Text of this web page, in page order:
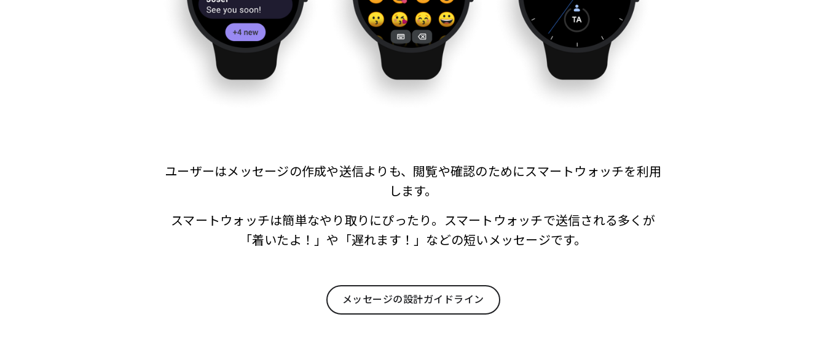
ユーザーはメッセージの作成や送信よりも、閲覧や確認のためにスマートウォッチを利用
します。
スマートウォッチは簡単なやり取りにぴったり。スマートウォッチで送信される多くが
「着いたよ！」や「遅れます！」などの短いメッセージです。
メッセージの設計ガイドライン